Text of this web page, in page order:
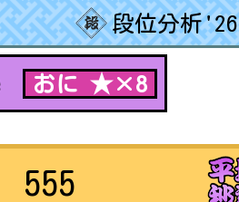
段位分析'26
おに ★×8
555